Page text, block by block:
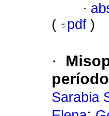
·
(
pdf )
·
Sarabia